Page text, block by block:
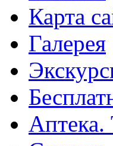
Карта
Галерея
Аптека.